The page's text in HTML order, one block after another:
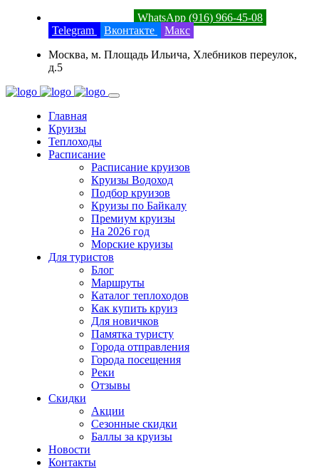
WhatsApp (916) 966-45-08
Telegram
Вконтакте
Макс
Москва, м. Площадь Ильича, Хлебников переулок,
д.5
Главная
Круизы
Теплоходы
Расписание
Расписание круизов
Круизы Водоход
Подбор круизов
Круизы по Байкалу
Премиум круизы
На 2026 год
Морские круизы
Для туристов
Блог
Маршруты
Каталог теплоходов
Как купить круиз
Для новичков
Памятка туристу
Города отправления
Города посещения
Реки
Отзывы
Скидки
Акции
Сезонные скидки
Баллы за круизы
Новости
Контакты